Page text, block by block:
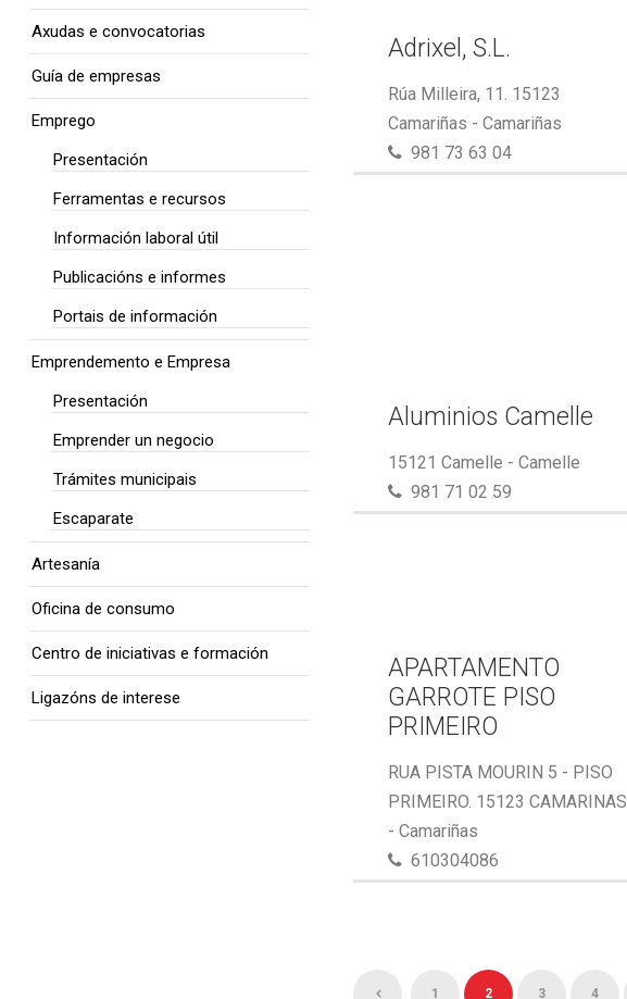
Adrixel, S.L.
Rúa Milleira, 11. 15123
Camariñas - Camariñas
981 73 63 04
Aluminios Camelle
15121 Camelle - Camelle
981 71 02 59
APARTAMENTO
GARROTE PISO
PRIMEIRO
RUA PISTA MOURIN 5 - PISO
PRIMEIRO. 15123 CAMARINAS
- Camariñas
610304086
1 2 3 4
Axudas e convocatorias
Guía de empresas
Emprego
Presentación
Ferramentas e recursos
Información laboral útil
Publicacións e informes
Portais de información
Emprendemento e Empresa
Presentación
Emprender un negocio
Trámites municipais
Escaparate
Artesanía
Oficina de consumo
Centro de iniciativas e formación
Ligazóns de interese